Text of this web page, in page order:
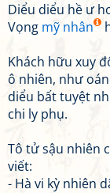
Diểu diểu hề ư
Vọng mỹ nhân
Khách hữu xuy
ô nhiên, như
diểu bất tuyệt
chi ly phụ.
Tô tử sậu nhiên
viết:
- Hà vi kỳ nhiên